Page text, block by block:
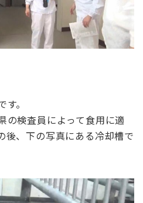
。
の検査員によって食用に適
後、下の写真にある冷却槽で